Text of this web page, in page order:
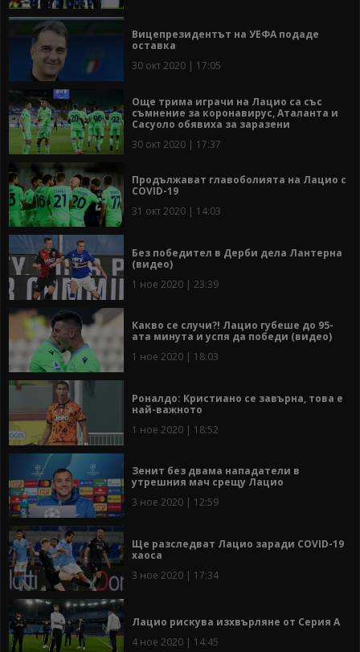
Вицепрезидентът на УЕФА подаде
оставка
30 окт 2020 | 17:05
Още трима играчи на Лацио са със
съмнение за коронавирус, Аталанта и
Сасуоло обявиха за заразени
30 окт 2020 | 17:37
Продължават главоболията на Лацио с
COVID-19
31 окт 2020 | 14:03
Без победител в Дерби дела Лантерна
(видео)
1 ное 2020 | 23:39
Какво се случи?! Лацио губеше до 95-
ата минута и успя да победи (видео)
1 ное 2020 | 18:03
Роналдо: Кристиано се завърна, това е
най-важното
1 ное 2020 | 18:52
Зенит без двама нападатели в
утрешния мач срещу Лацио
3 ное 2020 | 12:59
Ще разследват Лацио заради COVID-19
хаоса
3 ное 2020 | 17:34
Лацио рискува изхвърляне от Серия А
4 ное 2020 | 14:45